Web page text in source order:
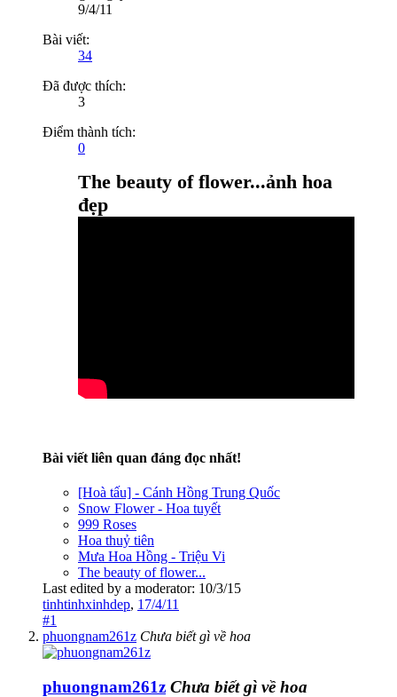
9/4/11
Bài viết:
34
Đã được thích:
3
Điểm thành tích:
0
The beauty of flower...ảnh hoa
đẹp
Bài viết liên quan đáng đọc nhất!
[Hoà tấu] - Cánh Hồng Trung Quốc
Snow Flower - Hoa tuyết
999 Roses
Hoa thuỷ tiên
Mưa Hoa Hồng - Triệu Vi
The beauty of flower...
Last edited by a moderator: 10/3/15
tinhtinhxinhdep, 17/4/11
#1
phuongnam261z Chưa biết gì về hoa
phuongnam261z Chưa biết gì về hoa